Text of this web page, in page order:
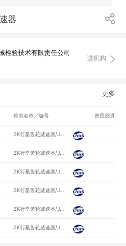
器
检验技术有限责任公司
进机构
更多
标准名称／编号 资质说明
ZK行星齿轮减速器/JB/T9043.1-1999
ZK行星齿轮减速器/JB/T9043.1-1999
ZK行星齿轮减速器/JB/T9043.1-1999
ZK行星齿轮减速器/JB/T9043.1-1999
ZK行星齿轮减速器/JB/T9043.1-1999
ZK行星齿轮减速器/JB/T9043.1-1999